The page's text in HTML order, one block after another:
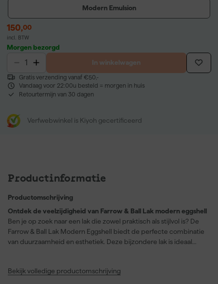
Modern Emulsion
150,00
incl. BTW
Morgen bezorgd
In winkelwagen
Gratis verzending vanaf €50,-
Vandaag voor 22:00u besteld = morgen in huis
Retourtermijn van 30 dagen
Verfwebwinkel is Kiyoh gecertificeerd
Productinformatie
Productomschrijving
Ontdek de veelzijdigheid van Farrow & Ball Lak modern eggshell
Ben je op zoek naar een lak die zowel praktisch als stijlvol is? De
Farrow & Ball Lak Modern Eggshell biedt de perfecte combinatie
van duurzaamheid en esthetiek. Deze bijzondere lak is ideaal
duurzame coating zoekt voor je betonnen oppervlakken, deze
Bekijk volledige productomschrijving